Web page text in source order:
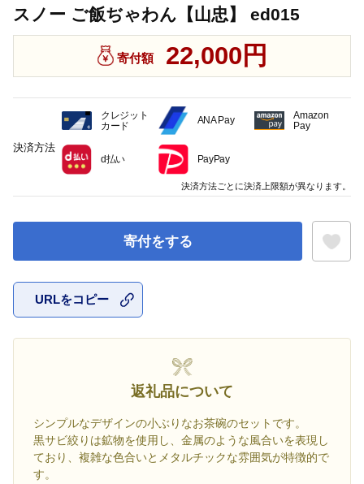
スノー ご飯ぢゃわん【山忠】 ed015
寄付額 22,000円
寄付をする
URLをコピー
返礼品について
シンプルなデザインの小ぶりなお茶碗のセットです。
黒サビ絞りは鉱物を使用し、金属のような風合いを表現し
ており、複雑な色合いとメタルチックな雰囲気が特徴的で
す。
決済方法
クレジット
カード
ANA Pay
Amazon
Pay
d払い PayPay
決済方法ごとに決済上限額が異なります。